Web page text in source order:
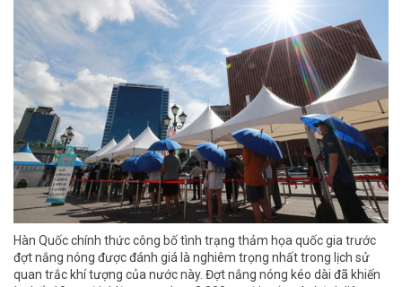
Hàn Quốc chính thức công bố tình trạng thảm họa quốc gia trước
đợt nắng nóng được đánh giá là nghiêm trọng nhất trong lịch sử
quan trắc khí tượng của nước này. Đợt nắng nóng kéo dài đã khiến